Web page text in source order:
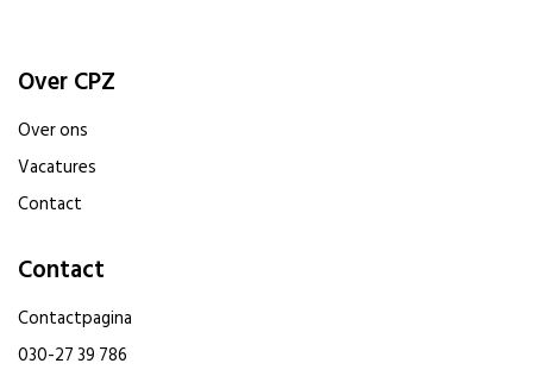
Over CPZ
Over ons
Vacatures
Contact
Contact
Contactpagina
030-27 39 786